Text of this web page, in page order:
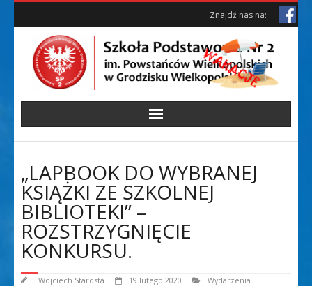
Skip
Skip
Znajdź nas na:
„LAPBOOK DO WYBRANEJ
KSIĄŻKI ZE SZKOLNEJ
BIBLIOTEKI” –
ROZSTRZYGNIĘCIE
KONKURSU.
Wojciech Starosta 19 lutego 2020 Wydarzenia